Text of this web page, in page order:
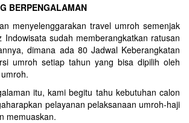
BERPENGALAMAN
menyelenggarakan travel umroh semenjak
Indowisata sudah memberangkatkan ratusan
dimana ada 80 Jadwal Keberangkatan
umroh setiap tahun yang bisa dipilih oleh
itu, kami begitu tahu kebutuhan calon
pelayanan pelaksanaan umroh-haji
memuaskan.